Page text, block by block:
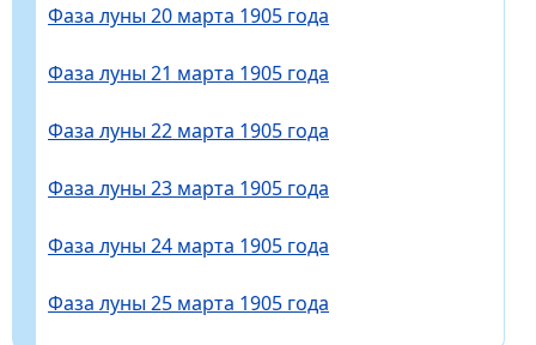
Фаза луны 20 марта 1905 года
Фаза луны 21 марта 1905 года
Фаза луны 22 марта 1905 года
Фаза луны 23 марта 1905 года
Фаза луны 24 марта 1905 года
Фаза луны 25 марта 1905 года